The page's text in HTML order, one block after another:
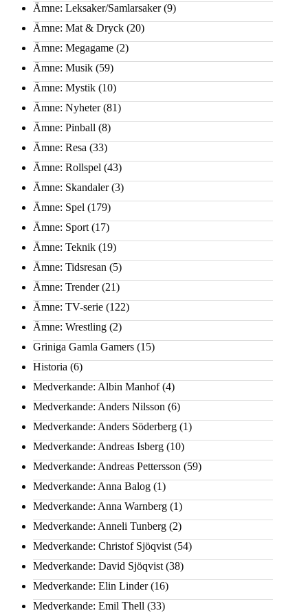
Ämne: Leksaker/Samlarsaker(9)
Ämne: Mat & Dryck (20)
Ämne: Megagame (2)
Ämne: Musik (59)
Ämne: Mystik (10)
Ämne: Nyheter(81)
Ämne: Pinball (8)
Ämne: Resa (33)
Ämne: Rollspel (43)
Ämne: Skandaler(3)
Ämne: Spel (179)
Ämne: Sport (17)
Ämne: Teknik (19)
Ämne: Tidsresan (5)
Ämne: Trender(21)
Ämne: TV-serie (122)
Ämne: Wrestling (2)
Griniga Gamla Gamers (15)
Historia (6)
Medverkande: Albin Manhof(4)
Medverkande: Anders Nilsson (6)
Medverkande: Anders Söderberg (1)
Medverkande: Andreas Isberg (10)
Medverkande: Andreas Pettersson (59)
Medverkande: Anna Balog (1)
Medverkande: Anna Warnberg (1)
Medverkande: Anneli Tunberg (2)
Medverkande: Christof Sjöqvist (54)
Medverkande: David Sjöqvist (38)
Medverkande: Elin Linder(16)
Medverkande: Emil Thell (33)